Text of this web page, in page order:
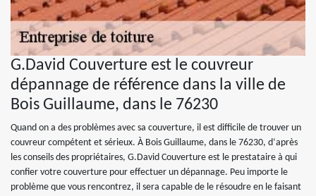
G.David Couverture est le couvreur
dépannage de référence dans la ville de
Bois Guillaume, dans le 76230
Quand on a des problèmes avec sa couverture, il est difficile de trouver un
couvreur compétent et sérieux. À Bois Guillaume, dans le 76230, d‘après
les conseils des propriétaires, G.David Couverture est le prestataire à qui
confier votre couverture pour effectuer un dépannage. Peu importe le
problème que vous rencontrez, il sera capable de le résoudre en le faisant